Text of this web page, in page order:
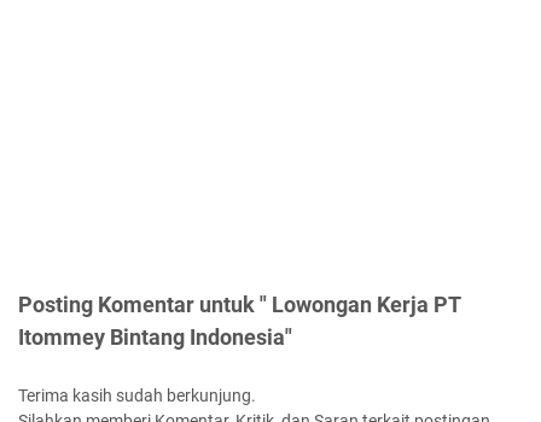
Posting Komentar untuk " Lowongan Kerja PT
Itommey Bintang Indonesia"
Terima kasih sudah berkunjung.